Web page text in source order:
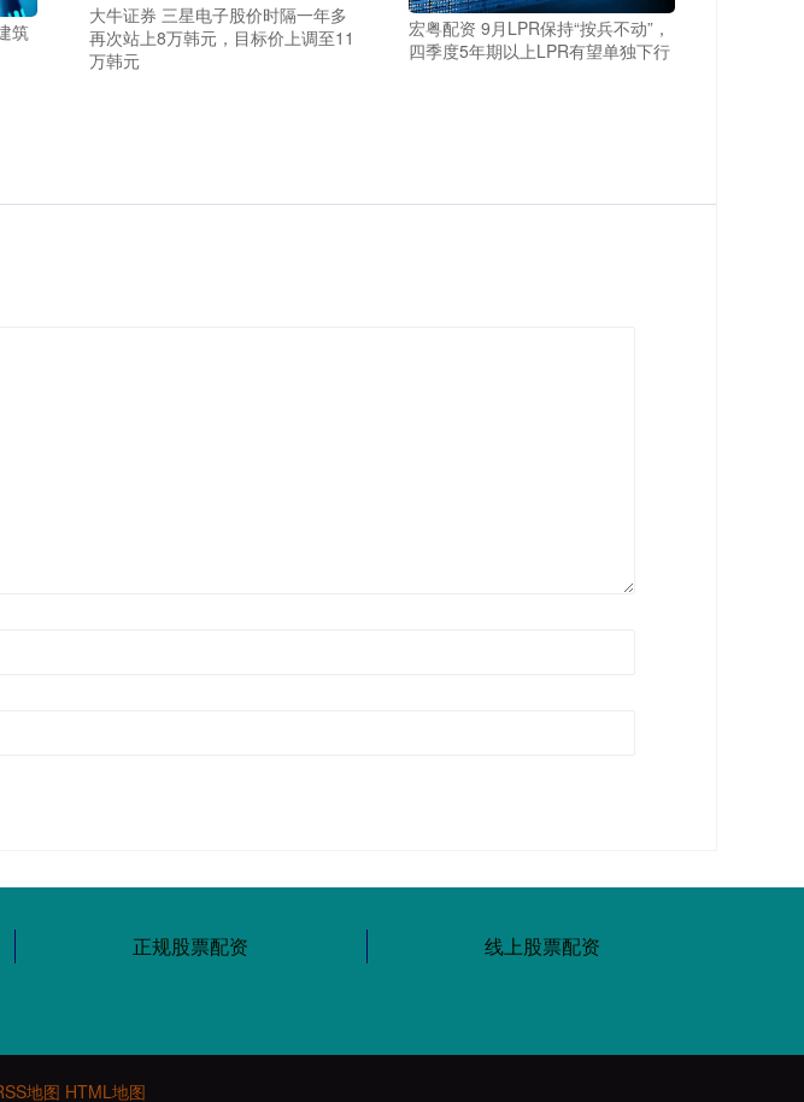
筑
大牛证券 三星电子股价时隔一年多
再次站上8万韩元，目标价上调至11
万韩元
宏粤配资 9月LPR保持“按兵不动”，
四季度5年期以上LPR有望单独下行
正规股票配资 线上股票配资
地图 HTML地图